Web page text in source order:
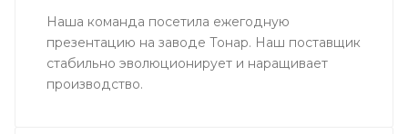
Наша команда посетила ежегодную
презентацию на заводе Тонар. Наш поставщик
стабильно эволюционирует и наращивает
производство.